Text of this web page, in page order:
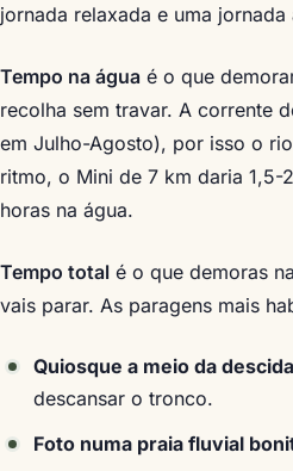
jornada relaxada e uma jornada
Tempo na água é o que
recolha sem travar. A corrente
em Julho-Agosto), por isso o
ritmo, o Mini de 7 km daria
horas na água.
Tempo total é o que demoras
vais parar. As paragens mais
Quiosque a meio da
descansar o tronco.
Foto numa praia fluvial